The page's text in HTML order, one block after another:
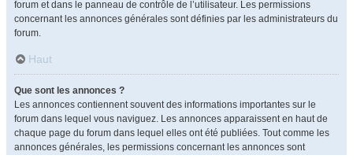
forum et dans le panneau de contrôle de l’utilisateur. Les permissions
concernant les annonces générales sont définies par les administrateurs du
forum.
Haut
Que sont les annonces ?
Les annonces contiennent souvent des informations importantes sur le
forum dans lequel vous naviguez. Les annonces apparaissent en haut de
chaque page du forum dans lequel elles ont été publiées. Tout comme les
annonces générales, les permissions concernant les annonces sont